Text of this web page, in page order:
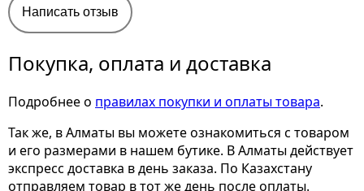
Написать отзыв
Покупка, оплата и доставка
Подробнее о правилах покупки и оплаты товара.
Так же, в Алматы вы можете ознакомиться с товаром
и его размерами в нашем бутике. В Алматы действует
экспресс доставка в день заказа. По Казахстану
отправляем товар в тот же день после оплаты.